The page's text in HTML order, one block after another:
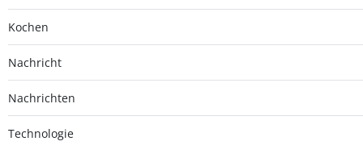
Kochen
Nachricht
Nachrichten
Technologie